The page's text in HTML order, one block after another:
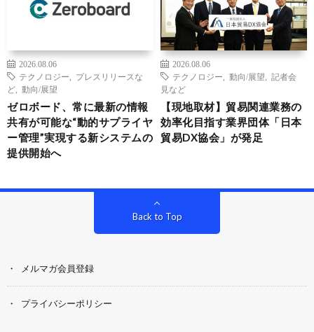
2026.08.06
テクノロジー
プレスリリースな
ど
動向/展望
ゼロボード、常に最新の情報
共有が可能な“動的サプライヤ
ー管理”実現する新システムの
提供開始へ
2026.08.06
テクノロジー
動向/展望
記者会
見など
【現地取材】貿易関連業務の
効率化目指す業界団体「日本
貿易DX協会」が発足
Back to Top
メルマガ会員登録
プライバシーポリシー